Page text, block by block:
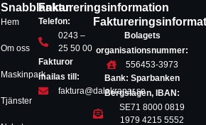
Snabblänkar
Hem
Om oss
Maskinpark
Tjänster
Faktureringsinformation
Telefon:
0243 –
25 50 00
Fakturor
mailas till:
faktura@dalakranar.se
Bolagets
organisationsnummer:
556453-3973
Bank: Sparbanken
Bergslagen, IBAN:
SE71 8000 0819
1979 4215 5552